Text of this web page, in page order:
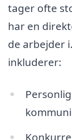
tager ofte
har en
de arbejder
inkluderer: